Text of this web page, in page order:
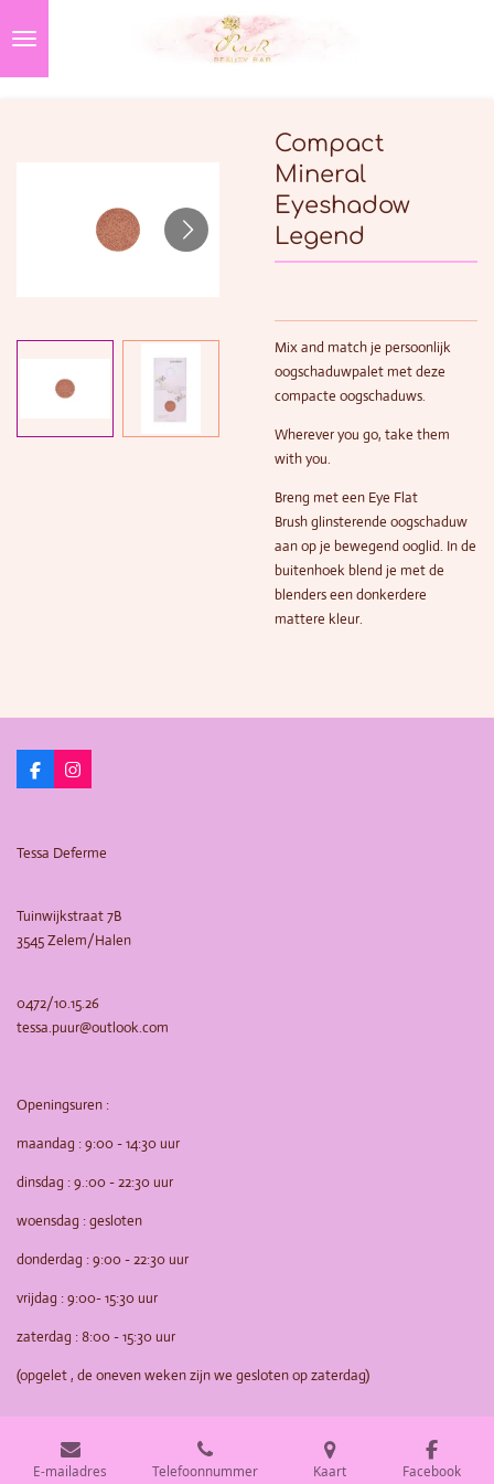
direct
Compact
Mineral
Eyeshadow
Legend
Mixand match je persoonlijk
oogschaduwpalet met deze
compacte oogschaduws.
Wherever you go, take them
with you.
Breng met een Eye Flat
Brush glinsterende oogschaduw
aan op je bewegend ooglid. In de
buitenhoek blend je met de
blenders een donkerdere
mattere kleur.
F
a
o
I
n
g
m
Tessa Deferme
Tuinwijkstraat 7B
3545 Zelem/Halen
0472/10.15.26
tessa.puur@outlook.com
Openingsuren :
maandag : 9:00 - 14:30 uur
dinsdag : 9.:00 - 22:30 uur
woensdag : gesloten
donderdag : 9:00 - 22:30 uur
vrijdag : 9:00- 15:30 uur
zaterdag : 8:00 - 15:30 uur
(opgelet , de oneven weken zijn we gesloten op zaterdag)
E-mailadres Telefoonnummer Kaart Facebook